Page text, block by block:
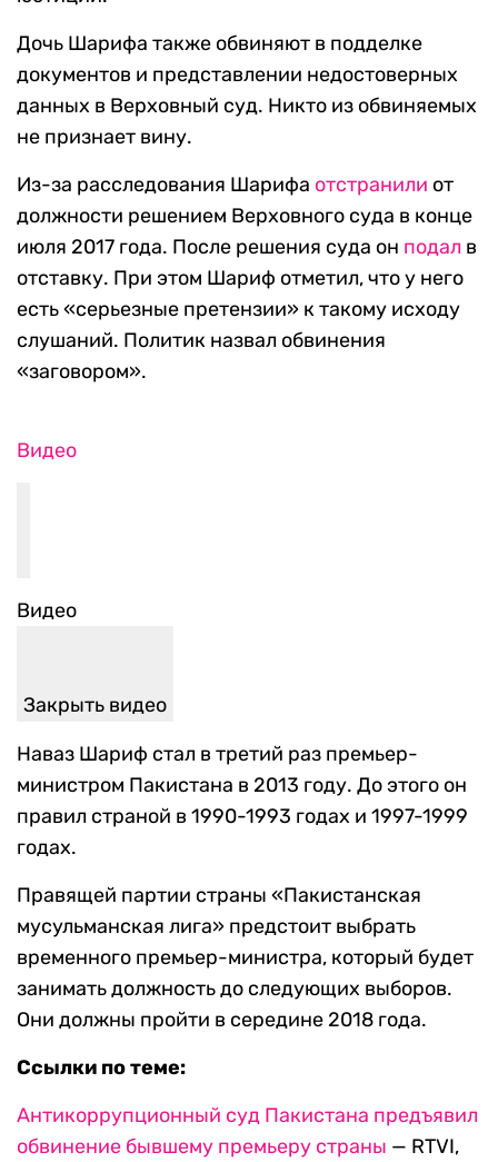
Дочь Шарифа также обвиняют в подделке
документов и представлении недостоверных
данных в Верховный суд. Никто из обвиняемых
не признает вину.
Из-за расследования Шарифа отстранили от
должности решением Верховного суда в конце
июля 2017 года. После решения суда он подал в
отставку. При этом Шариф отметил, что у него
есть «серьезные претензии» к такому исходу
слушаний. Политик назвал обвинения
«заговором».
Видео
Видео
Закрыть видео
Наваз Шариф стал в третий раз премьер-
министром Пакистана в 2013 году. До этого он
правил страной в 1990-1993 годах и 1997-1999
годах.
Правящей партии страны «Пакистанская
мусульманская лига» предстоит выбрать
временного премьер-министра, который будет
занимать должность до следующих выборов.
Они должны пройти в середине 2018 года.
Ссылки по теме:
Антикоррупционный суд Пакистана предъявил
обвинение бывшему премьеру страны — RTVI,